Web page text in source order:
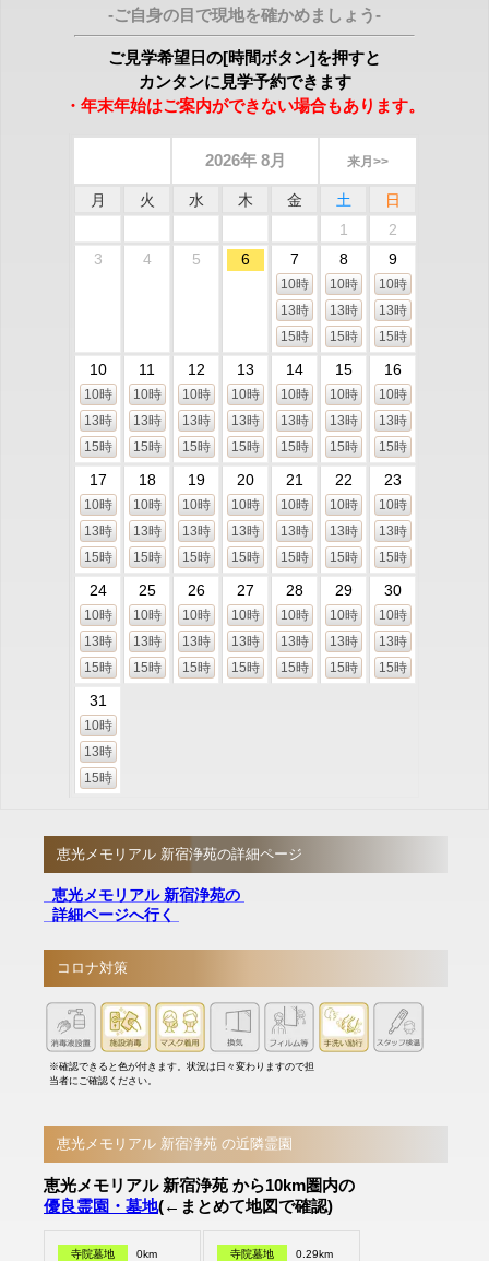
-ご自身の目で現地を確かめましょう-
ご見学希望日の[時間ボタン]を押すと
カンタンに見学予約できます
・年末年始はご案内ができない場合もあります。
2026年 8月 来月>>
月 火 水 木 金 土
日
1
2
3
4 5 6 7
10時
13時
15時
8
10時
13時
15時
9
10時
13時
15時
10
10時
13時
15時
11
10時
13時
15時
12
10時
13時
15時
13
10時
13時
15時
14
10時
13時
15時
15
10時
13時
15時
16
10時
13時
15時
17
10時
13時
15時
18
10時
13時
15時
19
10時
13時
15時
20
10時
13時
15時
21
10時
13時
15時
22
10時
13時
15時
23
10時
13時
15時
24
10時
13時
15時
25
10時
13時
15時
26
10時
13時
15時
27
10時
13時
15時
28
10時
13時
15時
29
10時
13時
15時
30
10時
13時
15時
31
10時
13時
15時
恵光メモリアル 新宿浄苑の詳細ページ
恵光メモリアル 新宿浄苑の
詳細ページへ行く
コロナ対策
※確認できると色が付きます。状況は日々変わりますので担
当者にご確認ください。
恵光メモリアル 新宿浄苑 の近隣霊園
恵光メモリアル 新宿浄苑 から10km圏内の
優良霊園・墓地(←まとめて地図で確認)
寺院墓地 0km 寺院墓地 0.29km